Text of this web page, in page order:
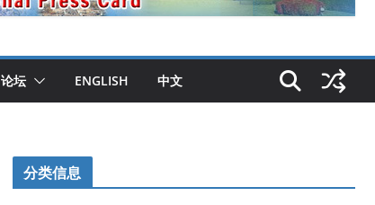
论坛 ENGLISH 中文
分类信息